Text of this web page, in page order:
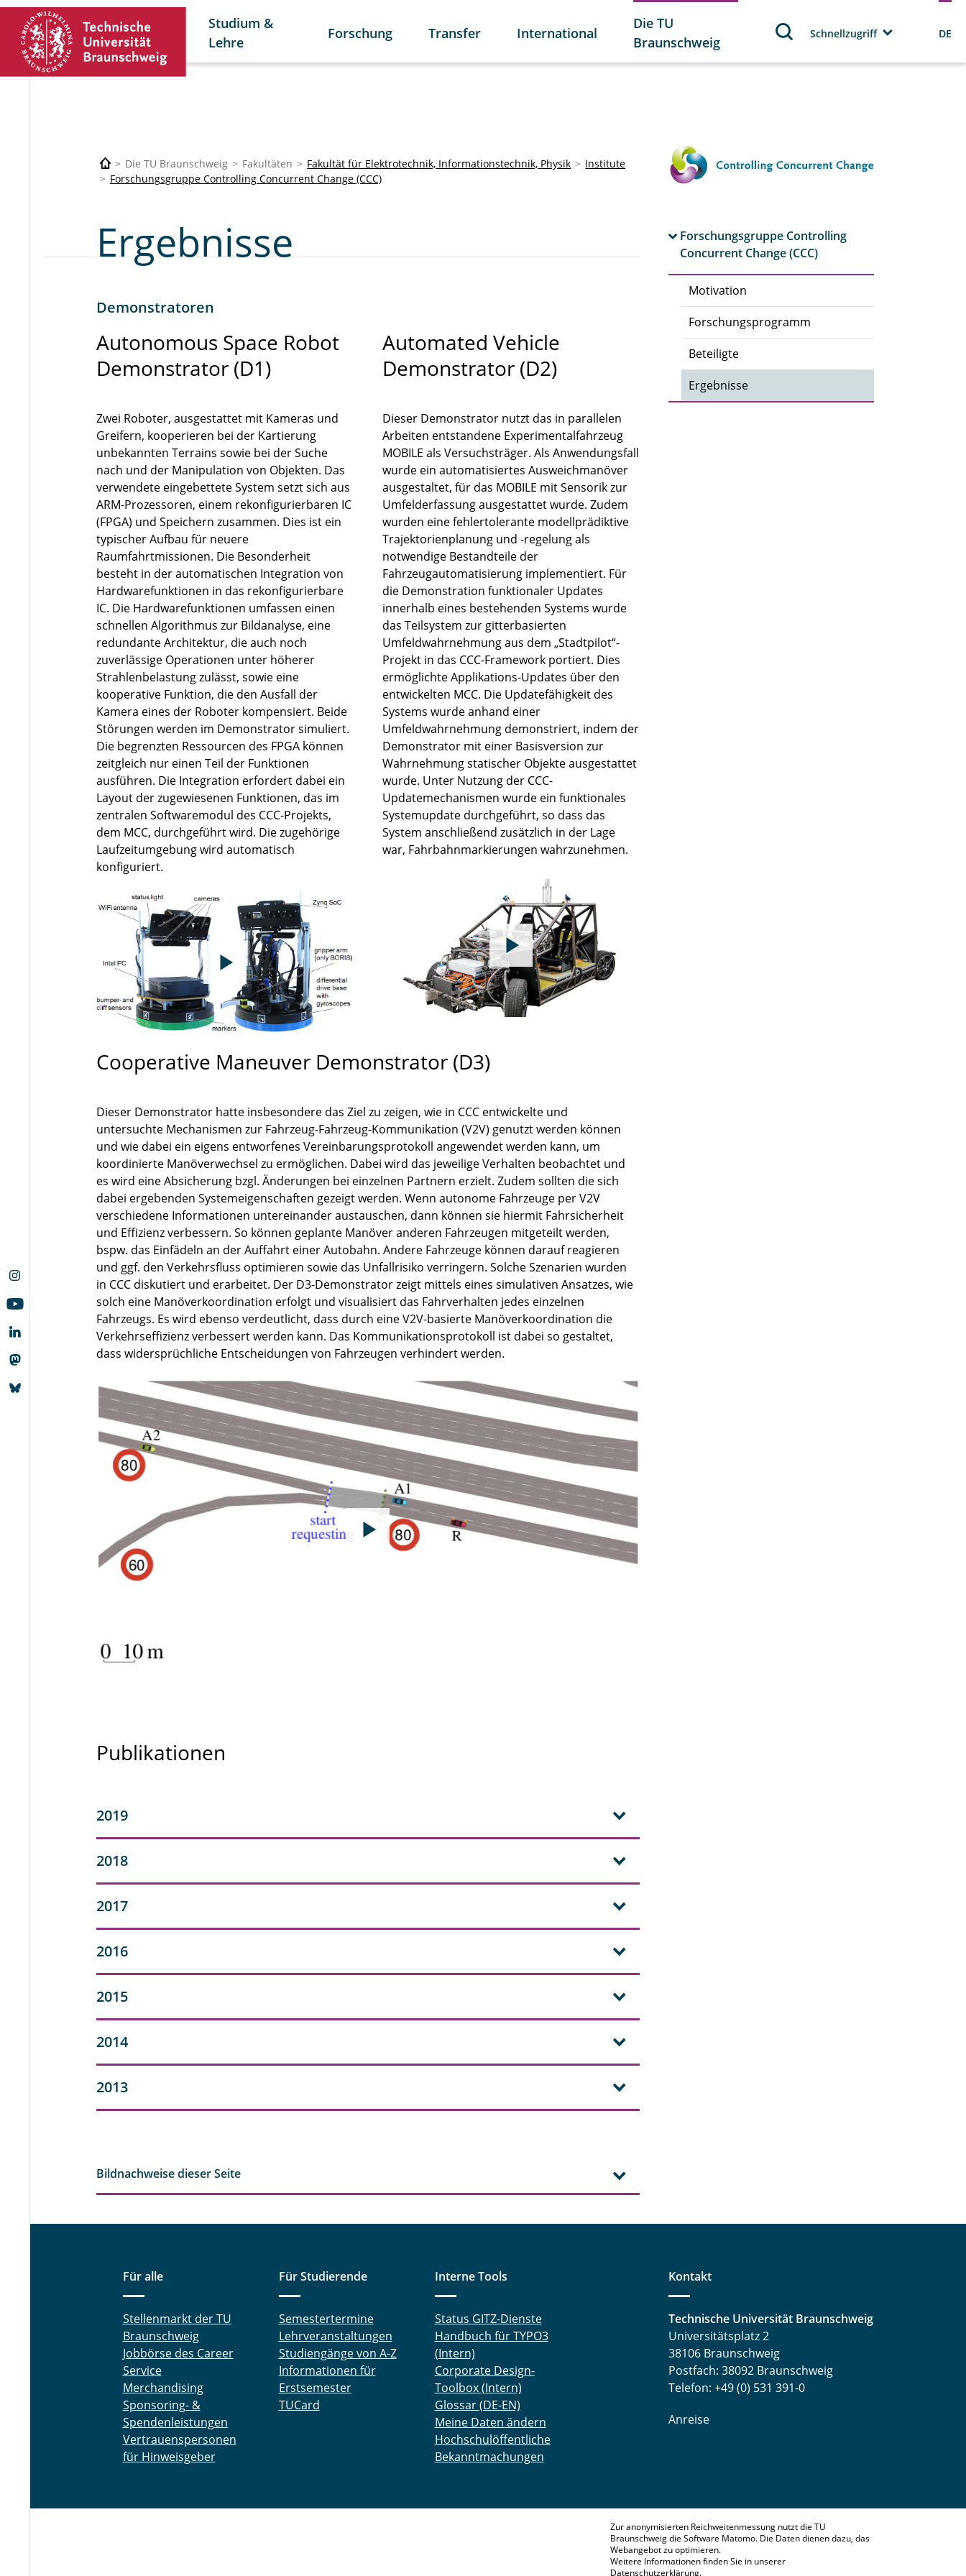
Studium &
Lehre
Forschung Transfer International
Die TU
Braunschweig
Schnellzugriff DE
Die TU Braunschweig Fakultäten Fakultät für Elektrotechnik, Informationstechnik, Physik
Institute
Forschungsgruppe Controlling Concurrent Change (CCC)
Forschungsgruppe Controlling
Concurrent Change (CCC)
Motivation
Forschungsprogramm
Beteiligte
Ergebnisse
Ergebnisse
Demonstratoren
Autonomous Space Robot
Demonstrator (D1)
Zwei Roboter, ausgestattet mit Kameras und
Greifern, kooperieren bei der Kartierung
unbekannten Terrains sowie bei der Suche
nach und der Manipulation von Objekten. Das
verwendete eingebettete System setzt sich aus
ARM-Prozessoren, einem rekonfigurierbaren IC
(FPGA) und Speichern zusammen. Dies ist ein
typischer Aufbau für neuere
Raumfahrtmissionen. Die Besonderheit
besteht in der automatischen Integration von
Hardwarefunktionen in das rekonfigurierbare
IC. Die Hardwarefunktionen umfassen einen
schnellen Algorithmus zur Bildanalyse, eine
redundante Architektur, die auch noch
zuverlässige Operationen unter höherer
Strahlenbelastung zulässt, sowie eine
kooperative Funktion, die den Ausfall der
Kamera eines der Roboter kompensiert. Beide
Störungen werden im Demonstrator simuliert.
Die begrenzten Ressourcen des FPGA können
zeitgleich nur einen Teil der Funktionen
ausführen. Die Integration erfordert dabei ein
Layout der zugewiesenen Funktionen, das im
zentralen Softwaremodul des CCC-Projekts,
dem MCC, durchgeführt wird. Die zugehörige
Laufzeitumgebung wird automatisch
konfiguriert.
Automated Vehicle
Demonstrator (D2)
Dieser Demonstrator nutzt das in parallelen
Arbeiten entstandene Experimentalfahrzeug
MOBILE als Versuchsträger. Als Anwendungsfall
wurde ein automatisiertes Ausweichmanöver
ausgestaltet, für das MOBILE mit Sensorik zur
Umfelderfassung ausgestattet wurde. Zudem
wurden eine fehlertolerante modellprädiktive
Trajektorienplanung und -regelung als
notwendige Bestandteile der
Fahrzeugautomatisierung implementiert. Für
die Demonstration funktionaler Updates
innerhalb eines bestehenden Systems wurde
das Teilsystem zur gitterbasierten
Umfeldwahrnehmung aus dem „Stadtpilot“-
Projekt in das CCC-Framework portiert. Dies
ermöglichte Applikations-Updates über den
entwickelten MCC. Die Updatefähigkeit des
Systems wurde anhand einer
Umfeldwahrnehmung demonstriert, indem der
Demonstrator mit einer Basisversion zur
Wahrnehmung statischer Objekte ausgestattet
wurde. Unter Nutzung der CCC-
Updatemechanismen wurde ein funktionales
Systemupdate durchgeführt, so dass das
System anschließend zusätzlich in der Lage
war, Fahrbahnmarkierungen wahrzunehmen.
Cooperative Maneuver Demonstrator (D3)
Dieser Demonstrator hatte insbesondere das Ziel zu zeigen, wie in CCC entwickelte und
untersuchte Mechanismen zur Fahrzeug-Fahrzeug-Kommunikation (V2V) genutzt werden können
und wie dabei ein eigens entworfenes Vereinbarungsprotokoll angewendet werden kann, um
koordinierte Manöverwechsel zu ermöglichen. Dabei wird das jeweilige Verhalten beobachtet und
es wird eine Absicherung bzgl. Änderungen bei einzelnen Partnern erzielt. Zudem sollten die sich
dabei ergebenden Systemeigenschaften gezeigt werden. Wenn autonome Fahrzeuge per V2V
verschiedene Informationen untereinander austauschen, dann können sie hiermit Fahrsicherheit
und Effizienz verbessern. So können geplante Manöver anderen Fahrzeugen mitgeteilt werden,
bspw. das Einfädeln an der Auffahrt einer Autobahn. Andere Fahrzeuge können darauf reagieren
und ggf. den Verkehrsfluss optimieren sowie das Unfallrisiko verringern. Solche Szenarien wurden
in CCC diskutiert und erarbeitet. Der D3-Demonstrator zeigt mittels eines simulativen Ansatzes, wie
solch eine Manöverkoordination erfolgt und visualisiert das Fahrverhalten jedes einzelnen
Fahrzeugs. Es wird ebenso verdeutlicht, dass durch eine V2V-basierte Manöverkoordination die
Verkehrseffizienz verbessert werden kann. Das Kommunikationsprotokoll ist dabei so gestaltet,
dass widersprüchliche Entscheidungen von Fahrzeugen verhindert werden.
Publikationen
2019
2018
2017
2016
2015
2014
2013
Bildnachweise dieser Seite
Für alle
Stellenmarkt der TU
Braunschweig
Jobbörse des Career
Service
Merchandising
Sponsoring- &
Spendenleistungen
Vertrauenspersonen
für Hinweisgeber
Für Studierende
Semestertermine
Lehrveranstaltungen
Studiengänge von A-Z
Informationen für
Erstsemester
TUCard
Interne Tools
Status GITZ-Dienste
Handbuch für TYPO3
(Intern)
Corporate Design-
Toolbox (Intern)
Glossar (DE-EN)
Meine Daten ändern
Hochschulöffentliche
Bekanntmachungen
Kontakt
Technische Universität Braunschweig
Universitätsplatz 2
38106 Braunschweig
Postfach: 38092 Braunschweig
Telefon: +49 (0) 531 391-0
Anreise
Zur anonymisierten Reichweitenmessung nutzt die TU
Braunschweig die Software Matomo. Die Daten dienen dazu, das
Webangebot zu optimieren.
Weitere Informationen finden Sie in unserer
Datenschutzerklärung.